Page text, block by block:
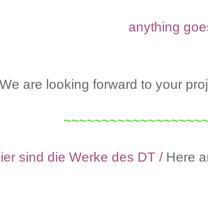
anything
We are looking forward to your
sind die Werke des DT /Here